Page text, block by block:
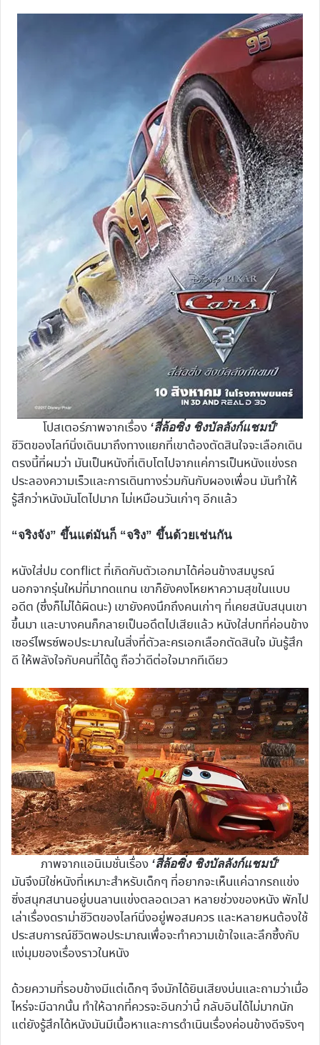
โปสเตอร์ภาพจากเรื่อง ‘สี่ล้อซิ่ง ชิงบัลลังก์แชมป์’
ชีวิตของไลท์นิ่งเดินมาถึงทางแยกที่เขาต้องตัดสินใจจะเลือกเดิน
ตรงนี้ที่ผมว่า มันเป็นหนังที่เติบโตไปจากแค่การเป็นหนังแข่งรถ
ประลองความเร็วและการเดินทางร่วมกันกับผองเพื่อน มันทำให้
รู้สึกว่าหนังมันโตไปมาก ไม่เหมือนวันเก่าๆ อีกแล้ว
“จริงจัง” ขึ้นแต่มันก็ “จริง” ขึ้นด้วยเช่นกัน
หนังใส่ปม conflict ที่เกิดกับตัวเอกมาได้ค่อนข้างสมบูรณ์
นอกจากรุ่นใหม่ที่มาทดแทน เขาก็ยังคงโหยหาความสุขในแบบ
อดีต (ซึ่งก็ไม่ได้ผิดนะ) เขายังคงนึกถึงคนเก่าๆ ที่เคยสนับสนุนเขา
ขึ้นมา และบางคนก็กลายเป็นอดึตไปเสียแล้ว หนังใส่บทที่ค่อนข้าง
เซอร์ไพรซ์พอประมาณในสิ่งที่ตัวละครเอกเลือกตัดสินใจ มันรู้สึก
ดี ให้พลังใจกับคนที่ได้ดู ถือว่าดีต่อใจมากทีเดียว
ภาพจากแอนิเมชั่นเรื่อง ‘สี่ล้อซิ่ง ชิงบัลลังก์แชมป์’
มันจึงมิใช่หนังที่เหมาะสำหรับเด็กๆ ที่อยากจะเห็นแค่ฉากรถแข่ง
ซิ่งสนุกสนานอยู่บนลานแข่งตลอดเวลา หลายช่วงของหนัง พักไป
เล่าเรื่องดราม่าชีวิตของไลท์นิ่งอยู่พอสมควร และหลายหนต้องใช้
ประสบการณ์ชีวิตพอประมาณเพื่อจะทำความเข้าใจและลึกซึ้งกับ
แง่มุมของเรื่องราวในหนัง
ด้วยความที่รอบข้างมีแต่เด็กๆ จึงมักได้ยินเสียงบ่นและถามว่าเมื่อ
ไหร่จะมีฉากนั้น ทำให้ฉากที่ควรจะอินกว่านี้ กลับอินได้ไม่มากนัก
แต่ยังรู้สึกได้หนังมันมีเนื้อหาและการดำเนินเรื่องค่อนข้างดีจริงๆ